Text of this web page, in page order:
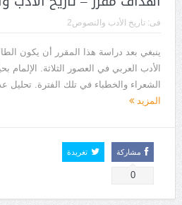
فى: تاريخ الأدب والنصوص2
ينبغي بعد دراسة هذا المقرر أن يكون
الأدب العربي في العصور الثلاثة. الإلمام
الشعراء والخطباء في تلك الفترة.
المزيد
مشاركة
0
تغريدة